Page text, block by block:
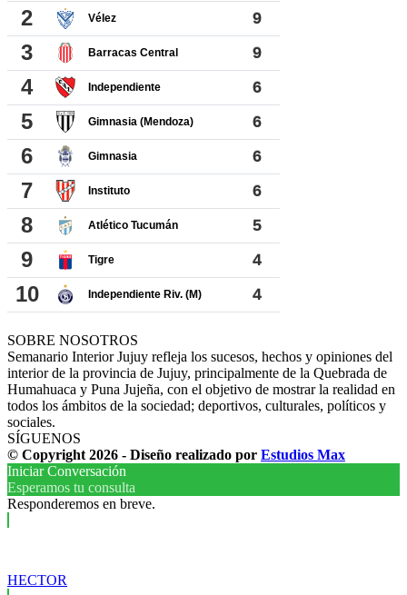
SOBRE NOSOTROS
Semanario Interior Jujuy refleja los sucesos, hechos y opiniones del
interior de la provincia de Jujuy, principalmente de la Quebrada de
Humahuaca y Puna Jujeña, con el objetivo de mostrar la realidad en
todos los ámbitos de la sociedad; deportivos, culturales, políticos y
sociales.
SÍGUENOS
© Copyright 2026 - Diseño realizado por Estudios Max
Iniciar Conversación
Esperamos tu consulta
Responderemos en breve.
HECTOR